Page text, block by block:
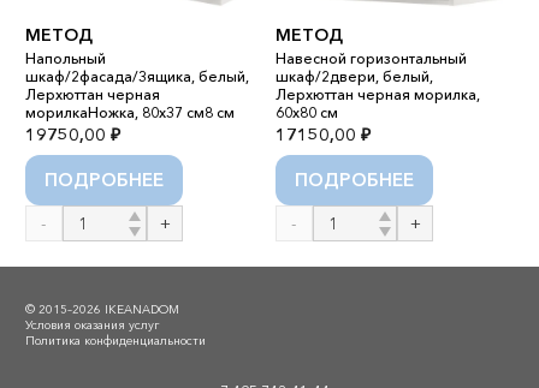
МЕТОД
Напольный
шкаф/2фасада/3ящика, белый,
Лерхюттан черная
морилкаНожка, 80x37 см8 см
19750,00 ₽
ПОДРОБНЕЕ
Количество
товара
МЕТОД
МЕТОД
Навесной горизонтальный
шкаф/2двери, белый,
Лерхюттан черная морилка,
60x80 см
17150,00 ₽
ПОДРОБНЕЕ
Количество
товара
МЕТОД
© 2015–2026 IKEANADOM
Условия оказания услуг
Политика конфиденциальности